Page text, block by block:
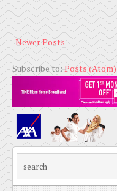
Newer Posts
Subscribe to:Posts (Atom)